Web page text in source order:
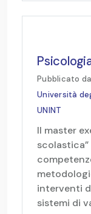
Pubblicato da
Università
UNINT
Il master
interventi
sistemi di